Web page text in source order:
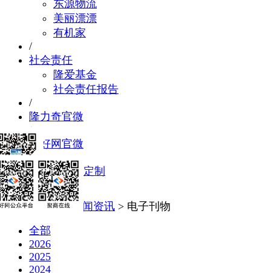
东源物流
美丽漂漂
有机家
/
社会责任
隆爱基金
社会责任报告
/
隆力奇官微
/
聚好网官微
/
数字化智能定制
走进隆力奇> 新闻资讯 > 电子刊物
全部
2026
2025
2024